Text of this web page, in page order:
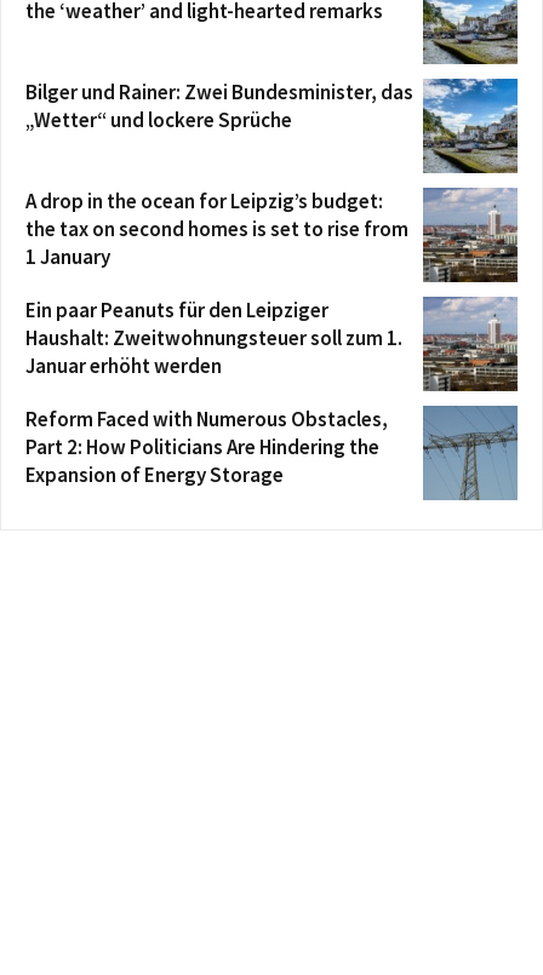
the ‘weather’ and light-hearted remarks
Bilger und Rainer: Zwei Bundesminister, das
„Wetter“ und lockere Sprüche
A drop in the ocean for Leipzig’s budget:
the tax on second homes is set to rise from
1 January
Ein paar Peanuts für den Leipziger
Haushalt: Zweitwohnungsteuer soll zum 1.
Januar erhöht werden
Reform Faced with Numerous Obstacles,
Part 2: How Politicians Are Hindering the
Expansion of Energy Storage